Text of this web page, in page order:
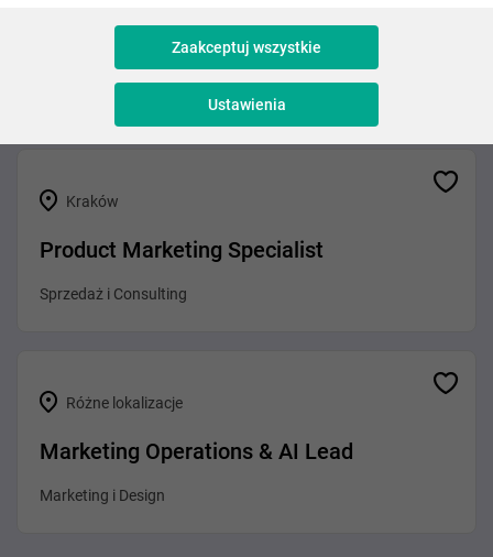
Kraków
Product Marketing Specialist
Sprzedaż i Consulting
Różne lokalizacje
Marketing Operations & AI Lead
Marketing i Design
Zaakceptuj wszystkie
Ustawienia